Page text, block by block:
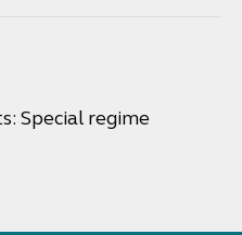
Special regime